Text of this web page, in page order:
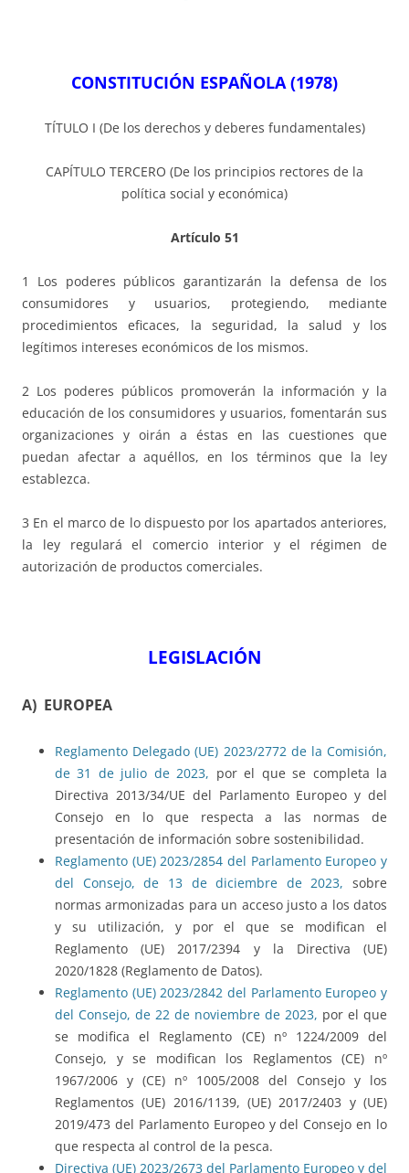
CONSTITUCIÓN ESPAÑOLA (1978)
TÍTULO I (De los derechos y deberes fundamentales)
CAPÍTULO TERCERO (De los principios rectores de la
política social y económica)
Artículo 51
1 Los poderes públicos garantizarán la defensa de los
consumidores y usuarios, protegiendo, mediante
procedimientos eficaces, la seguridad, la salud y los
legítimos intereses económicos de los mismos.
2 Los poderes públicos promoverán la información y la
educación de los consumidores y usuarios, fomentarán sus
organizaciones y oirán a éstas en las cuestiones que
puedan afectar a aquéllos, en los términos que la ley
establezca.
3 En el marco de lo dispuesto por los apartados anteriores,
la ley regulará el comercio interior y el régimen de
autorización de productos comerciales.
LEGISLACIÓN
A) EUROPEA
Reglamento Delegado (UE) 2023/2772 de la Comisión,
de 31 de julio de 2023, por el que se completa la
Directiva 2013/34/UE del Parlamento Europeo y del
Consejo en lo que respecta a las normas de
presentación de información sobre sostenibilidad.
Reglamento (UE) 2023/2854 del Parlamento Europeo y
del Consejo, de 13 de diciembre de 2023, sobre
normas armonizadas para un acceso justo a los datos
y su utilización, y por el que se modifican el
Reglamento (UE) 2017/2394 y la Directiva (UE)
2020/1828 (Reglamento de Datos).
Reglamento (UE) 2023/2842 del Parlamento Europeo y
del Consejo, de 22 de noviembre de 2023, por el que
se modifica el Reglamento (CE) nº 1224/2009 del
Consejo, y se modifican los Reglamentos (CE) nº
1967/2006 y (CE) nº 1005/2008 del Consejo y los
Reglamentos (UE) 2016/1139, (UE) 2017/2403 y (UE)
2019/473 del Parlamento Europeo y del Consejo en lo
que respecta al control de la pesca.
Directiva (UE) 2023/2673 del Parlamento Europeo y del